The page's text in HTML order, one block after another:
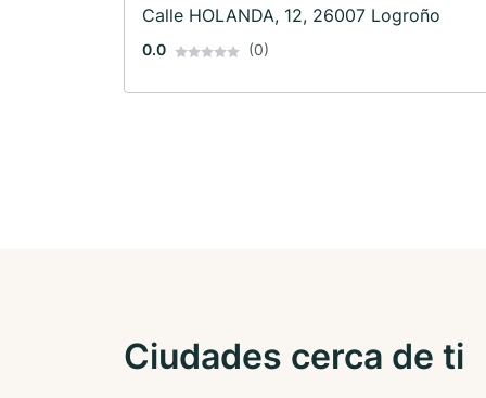
Calle HOLANDA, 12, 26007 Logroño
0.0 (0)
Ciudades cerca de ti